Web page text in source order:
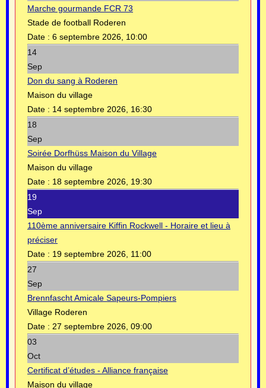
Marche gourmande FCR 73
Stade de football Roderen
Date : 6 septembre 2026, 10:00
14
Sep
Don du sang à Roderen
Maison du village
Date : 14 septembre 2026, 16:30
18
Sep
Soirée Dorfhüss Maison du Village
Maison du village
Date : 18 septembre 2026, 19:30
19
Sep
110ème anniversaire Kiffin Rockwell - Horaire et lieu à
préciser
Date : 19 septembre 2026, 11:00
27
Sep
Brennfascht Amicale Sapeurs-Pompiers
Village Roderen
Date : 27 septembre 2026, 09:00
03
Oct
Certificat d’études - Alliance française
Maison du village